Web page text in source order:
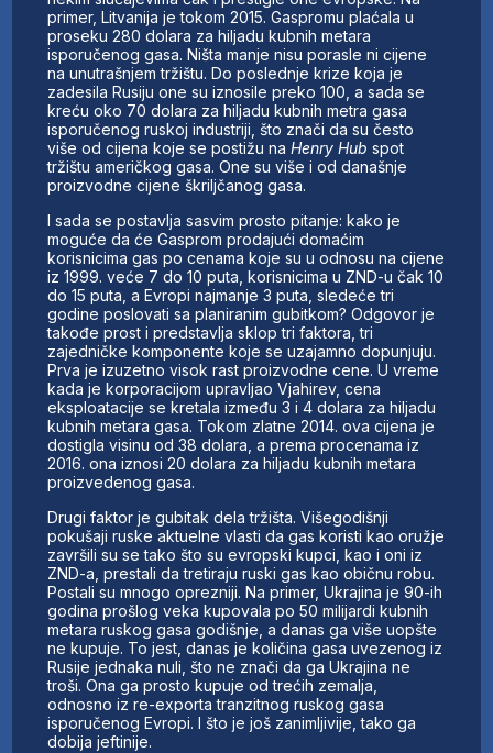
primer, Litvanija je tokom 2015. Gaspromu plaćala u
proseku 280 dolara za hiljadu kubnih metara
isporučenog gasa. Ništa manje nisu porasle ni cijene
na unutrašnjem tržištu. Do poslednje krize koja je
zadesila Rusiju one su iznosile preko 100, a sada se
kreću oko 70 dolara za hiljadu kubnih metra gasa
isporučenog ruskoj industriji, što znači da su često
više od cijena koje se postižu naHenry Hub spot
tržištu američkog gasa. One su više i od današnje
proizvodne cijene škriljčanog gasa.
I sada se postavlja sasvim prosto pitanje: kako je
moguće da će Gasprom prodajući domaćim
korisnicima gas po cenama koje su u odnosu na cijene
iz 1999. veće 7 do 10 puta, korisnicima u ZND-u čak 10
do 15 puta, a Evropi najmanje 3 puta, sledeće tri
godine poslovati sa planiranim gubitkom? Odgovor je
takođe prost i predstavlja sklop tri faktora, tri
zajedničke komponente koje se uzajamno dopunjuju.
Prva je izuzetno visok rast proizvodne cene. U vreme
kada je korporacijom upravljao Vjahirev, cena
eksploatacije se kretala između 3 i 4 dolara za hiljadu
kubnih metara gasa. Tokom zlatne 2014. ova cijena je
dostigla visinu od 38 dolara, a prema procenama iz
2016. ona iznosi 20 dolara za hiljadu kubnih metara
proizvedenog gasa.
Drugi faktor je gubitak dela tržišta. Višegodišnji
pokušaji ruske aktuelne vlasti da gas koristi kao oružje
završili su se tako što su evropski kupci, kao i oni iz
ZND-a, prestali da tretiraju ruski gas kao običnu robu.
Postali su mnogo oprezniji. Na primer, Ukrajina je 90-ih
godina prošlog veka kupovala po 50 milijardi kubnih
metara ruskog gasa godišnje, a danas ga više uopšte
ne kupuje. To jest, danas je količina gasa uvezenog iz
Rusije jednaka nuli, što ne znači da ga Ukrajina ne
troši. Ona ga prosto kupuje od trećih zemalja,
odnosno iz re-exporta tranzitnog ruskog gasa
isporučenog Evropi. I što je još zanimljivije, tako ga
dobija jeftinije.